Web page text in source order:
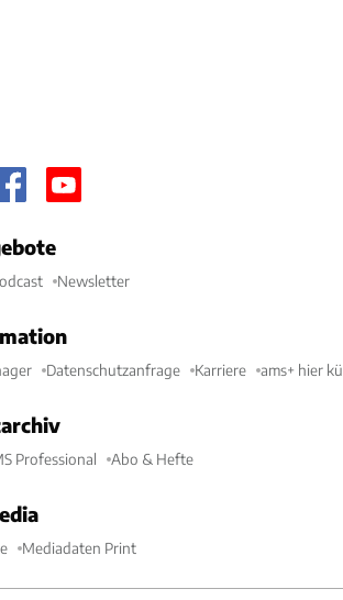
Newsletter
Datenschutzanfrage Karriere ams+ hier
Professional Abo & Hefte
Mediadaten Print